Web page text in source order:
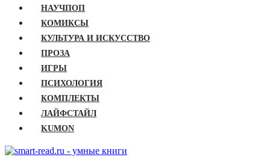
НАУЧПОП
КОМИКСЫ
КУЛЬТУРА И ИСКУССТВО
ПРОЗА
ИГРЫ
ПСИХОЛОГИЯ
КОМПЛЕКТЫ
ЛАЙФСТАЙЛ
KUMON